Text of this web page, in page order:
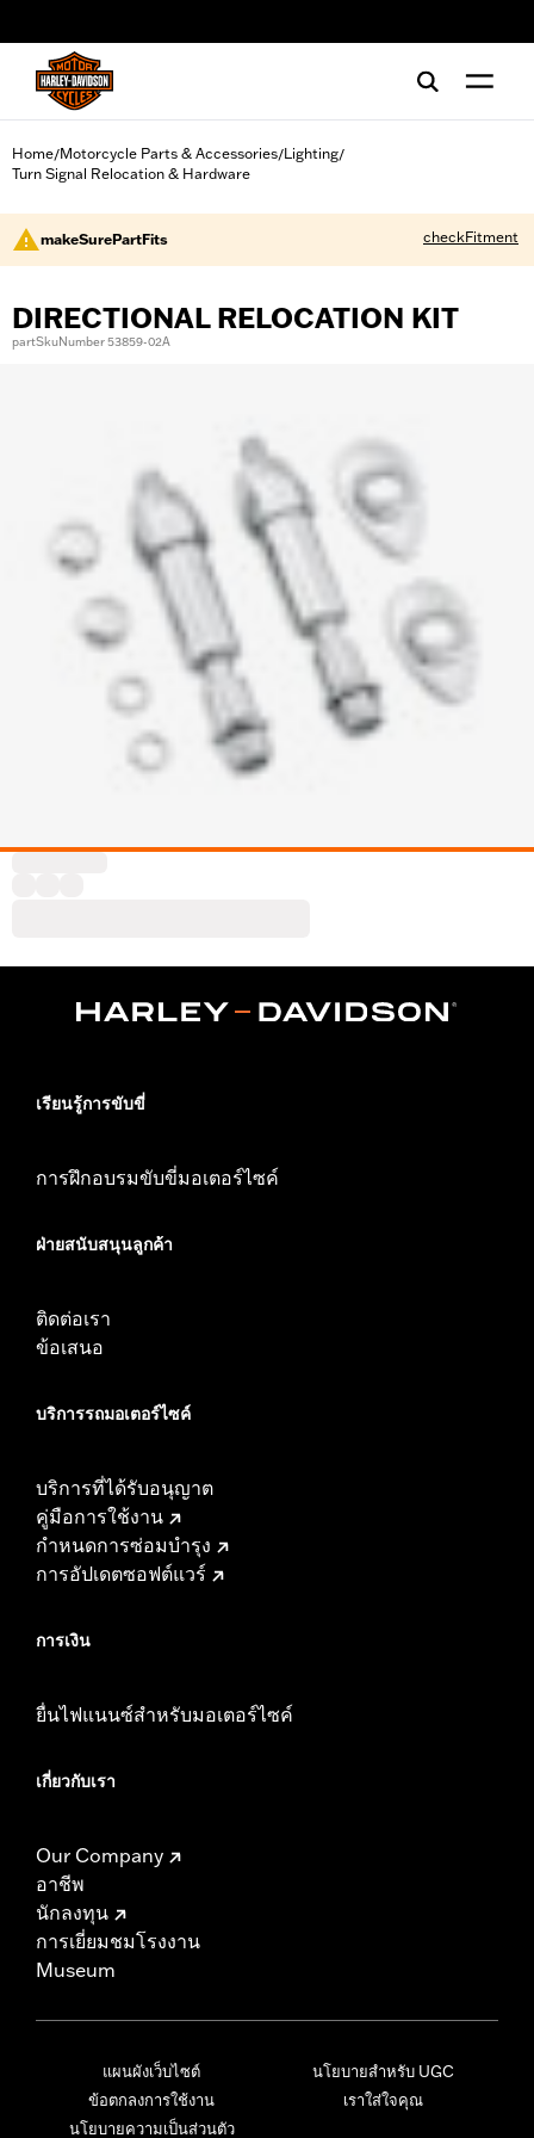
Home/Motorcycle Parts & Accessories/Lighting/
Turn Signal Relocation & Hardware
makeSurePartFits checkFitment
DIRECTIONAL RELOCATION KIT
partSkuNumber 53859-02A
เรียนรู้การขับขี่
การฝึกอบรมขับขี่มอเตอร์ไซค์
ฝ่ายสนับสนุนลูกค้า
ติดต่อเรา
ข้อเสนอ
บริการรถมอเตอร์ไซค์​
บริการที่ได้รับอนุญาต
คู่มือการใช้งาน
กำหนดการซ่อมบำรุง
การอัปเดตซอฟต์แวร์
การเงิน
ยื่นไฟแนนซ์สำหรับมอเตอร์ไซค์
เกี่ยวกับเรา
Our Company
อาชีพ
นักลงทุน
การเยี่ยมชมโรงงาน
Museum
แผนผังเว็บไซต์
ข้อตกลงการใช้งาน
นโยบายความเป็นส่วนตัว
นโยบายสำหรับ UGC
เราใส่ใจคุณ